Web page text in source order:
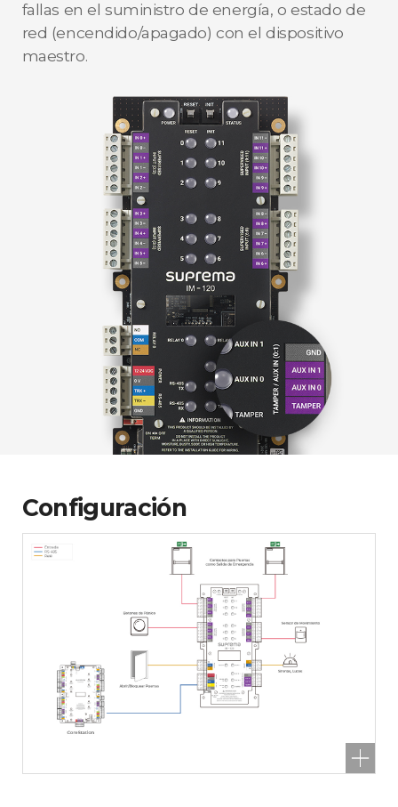
fallas en el suministro de energía, o estado de
red (encendido/apagado) con el dispositivo
maestro.
Configuración